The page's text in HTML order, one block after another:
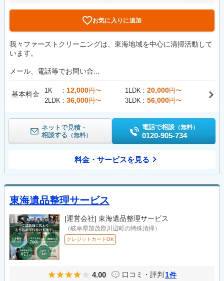
お気に入りに追加
我々ファーストクリーニングは、東海地域を中心に清掃活動して
います。
メール、電話等でお問い合...
基本料金 1K 12,000円〜 1LDK 20,000円〜
2LDK
36,000円〜 3LDK 56,000円〜
ネットで見積・
相談する （無料）
電話で相談 （無料）
0120-905-734
料金・サービスを見る
東海遺品整理サービス
[運営会社] 東海遺品整理サービス
（岐阜県加茂郡川辺町の特殊清掃）
クレジットカードOK
4.00 口コミ・評判 1件